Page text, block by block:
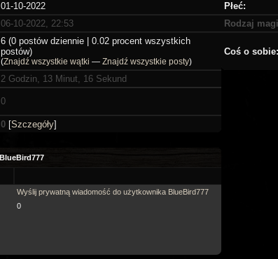
01-10-2022
06-10-2022, 22:53
6 (0 postów dziennie | 0.02 procent wszystkich
postów)
(Znajdź wszystkie wątki — Znajdź wszystkie posty)
2 Godzin, 13 Minut, 16 Sekund
0
0 [Szczegóły]
Wyślij prywatną wiadomość do użytkownika BlueBird777
0
Płeć:
Rodzaj
Coś o sobie: